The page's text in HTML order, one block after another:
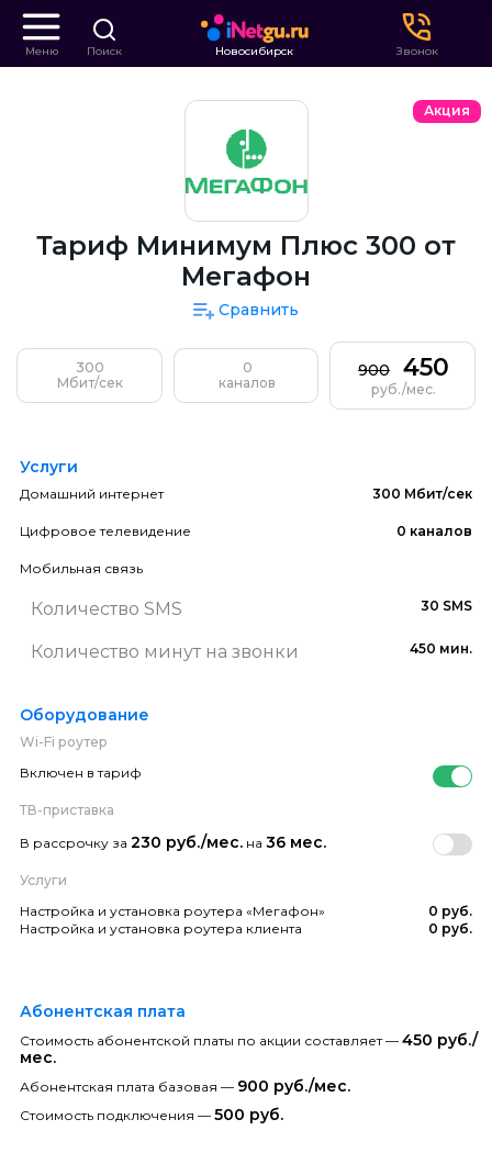
Меню Поиск Новосибирск Звонок
Акция
Тариф Минимум Плюс 300 от
Мегафон
Сравнить
300
Мбит/сек
0
каналов
900 450
руб./мес.
Услуги
Домашний интернет 300 Мбит/сек
Цифровое телевидение 0 каналов
Мобильная связь
Количество SMS 30 SMS
Количество минут на звонки 450 мин.
Оборудование
Wi-Fi роутер
Включен в тариф
ТВ-приставка
В рассрочку за 230 руб./мес. на 36 мес.
Услуги
Настройка и установка роутера «Мегафон»
0 руб.
Настройка и установка роутера клиента
0 руб.
Абонентская плата
Стоимость абонентской платы по акции составляет — 450 руб./
мес.
Абонентская плата базовая — 900 руб./мес.
Стоимость подключения — 500 руб.